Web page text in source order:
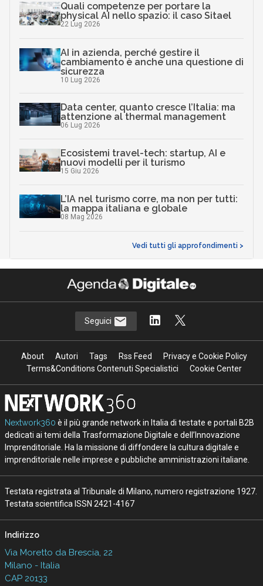
Quali competenze per portare la
physical AI nello spazio: il caso Sitael
22 Lug 2026
AI in azienda, perché gestire il
cambiamento è anche una questione di
sicurezza
10 Lug 2026
Data center, quanto cresce l’Italia: ma
attenzione al thermal management
06 Lug 2026
Ecosistemi travel-tech: startup, AI e
nuovi modelli per il turismo
15 Giu 2026
L’IA nel turismo corre, ma non per tutti:
la mappa italiana e globale
08 Mag 2026
Vedi tutti gli approfondimenti >
Seguici
About Autori Tags Rss Feed
Privacy e Cookie Policy
Terms&Conditions Contenuti Specialistici
Cookie Center
Nextwork360 è il più grande network in Italia di testate e portali B2B
dedicati ai temi della Trasformazione Digitale e dell’Innovazione
Imprenditoriale. Ha la missione di diffondere la cultura digitale e
imprenditoriale nelle imprese e pubbliche amministrazioni italiane.
Testata registrata al Tribunale di Milano, numero registrazione 1927.
Testata scientifica ISSN 2421-4167
Indirizzo
Via Moretto da Brescia, 22
Milano - Italia
CAP 20133